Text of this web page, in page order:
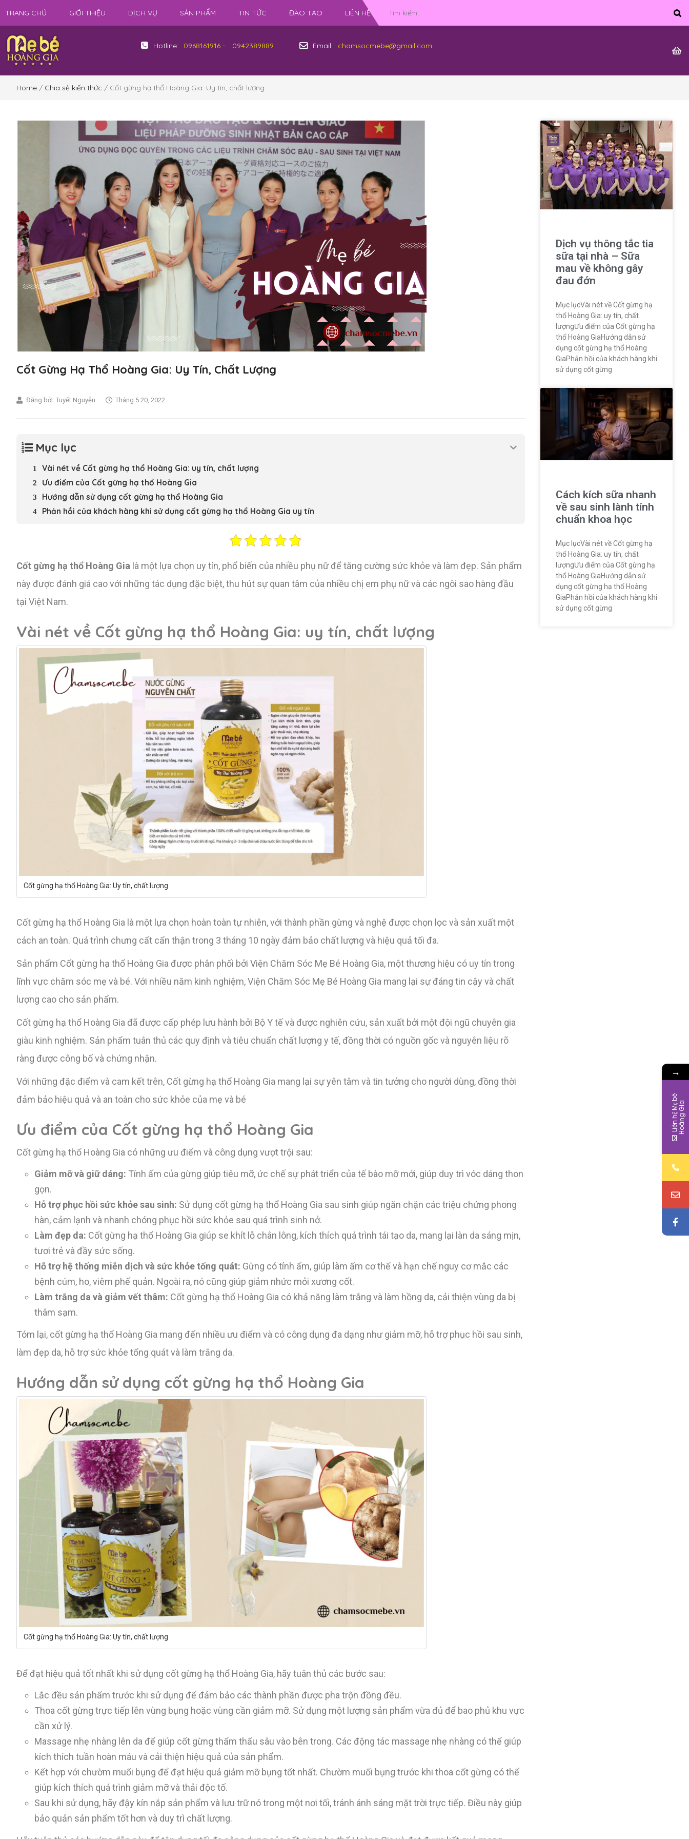
TRANG CHỦ GIỚI THIỆU DỊCH VỤ SẢN PHẨM TIN TỨC ĐÀO TẠO LIÊN HỆ
Hotline: 0968161916- 0942389889 Email: chamsocmebe@gmail.com
Home / Chia sẻ kiến thức / Cốt gừng hạ thổ Hoàng Gia: Uy tín, chất lượng
Cốt Gừng Hạ Thổ Hoàng Gia: Uy Tín, Chất Lượng
Đăng bởi: Tuyết Nguyễn Tháng 5 20, 2022
Mục lục
Vài nét về Cốt gừng hạ thổ Hoàng Gia: uy tín, chất lượng
Ưu điểm của Cốt gừng hạ thổ Hoàng Gia
Hướng dẫn sử dụng cốt gừng hạ thổ Hoàng Gia
Phản hồi của khách hàng khi sử dụng cốt gừng hạ thổ Hoàng Gia uy tín
Cốt gừng hạ thổ Hoàng Gia là một lựa chọn uy tín, phổ biến của nhiều phụ nữ để tăng cường sức khỏe và làm đẹp. Sản phẩm
này được đánh giá cao với những tác dụng đặc biệt, thu hút sự quan tâm của nhiều chị em phụ nữ và các ngôi sao hàng đầu
tại Việt Nam.
Vài nét về Cốt gừng hạ thổ Hoàng Gia: uy tín, chất lượng
Cốt gừng hạ thổ Hoàng Gia: Uy tín, chất lượng
Cốt gừng hạ thổ Hoàng Gia là một lựa chọn hoàn toàn tự nhiên, với thành phần gừng và nghệ được chọn lọc và sản xuất một
cách an toàn. Quá trình chưng cất cẩn thận trong 3 tháng 10 ngày đảm bảo chất lượng và hiệu quả tối đa.
Sản phẩm Cốt gừng hạ thổ Hoàng Gia được phân phối bởi Viện Chăm Sóc Mẹ Bé Hoàng Gia, một thương hiệu có uy tín trong
lĩnh vực chăm sóc mẹ và bé. Với nhiều năm kinh nghiệm, Viện Chăm Sóc Mẹ Bé Hoàng Gia mang lại sự đáng tin cậy và chất
lượng cao cho sản phẩm.
Cốt gừng hạ thổ Hoàng Gia đã được cấp phép lưu hành bởi Bộ Y tế và được nghiên cứu, sản xuất bởi một đội ngũ chuyên gia
giàu kinh nghiệm. Sản phẩm tuân thủ các quy định và tiêu chuẩn chất lượng y tế, đồng thời có nguồn gốc và nguyên liệu rõ
ràng được công bố và chứng nhận.
Với những đặc điểm và cam kết trên, Cốt gừng hạ thổ Hoàng Gia mang lại sự yên tâm và tin tưởng cho người dùng, đồng thời
đảm bảo hiệu quả và an toàn cho sức khỏe của mẹ và bé
Ưu điểm của Cốt gừng hạ thổ Hoàng Gia
Cốt gừng hạ thổ Hoàng Gia có những ưu điểm và công dụng vượt trội sau:
Giảm mỡ và giữ dáng: Tính ấm của gừng giúp tiêu mỡ, ức chế sự phát triển của tế bào mỡ mới, giúp duy trì vóc dáng thon
gọn.
Hỗ trợ phục hồi sức khỏe sau sinh: Sử dụng cốt gừng hạ thổ Hoàng Gia sau sinh giúp ngăn chặn các triệu chứng phong
hàn, cảm lạnh và nhanh chóng phục hồi sức khỏe sau quá trình sinh nở.
Làm đẹp da: Cốt gừng hạ thổ Hoàng Gia giúp se khít lỗ chân lông, kích thích quá trình tái tạo da, mang lại làn da sáng mịn,
tươi trẻ và đầy sức sống.
Hỗ trợ hệ thống miễn dịch và sức khỏe tổng quát: Gừng có tính ấm, giúp làm ấm cơ thể và hạn chế nguy cơ mắc các
bệnh cúm, ho, viêm phế quản. Ngoài ra, nó cũng giúp giảm nhức mỏi xương cốt.
Làm trắng da và giảm vết thâm: Cốt gừng hạ thổ Hoàng Gia có khả năng làm trắng và làm hồng da, cải thiện vùng da bị
thâm sạm.
Tóm lại, cốt gừng hạ thổ Hoàng Gia mang đến nhiều ưu điểm và có công dụng đa dạng như giảm mỡ, hỗ trợ phục hồi sau sinh,
làm đẹp da, hỗ trợ sức khỏe tổng quát và làm trắng da.
Hướng dẫn sử dụng cốt gừng hạ thổ Hoàng Gia
Cốt gừng hạ thổ Hoàng Gia: Uy tín, chất lượng
Để đạt hiệu quả tốt nhất khi sử dụng cốt gừng hạ thổ Hoàng Gia, hãy tuân thủ các bước sau:
Lắc đều sản phẩm trước khi sử dụng để đảm bảo các thành phần được pha trộn đồng đều.
Thoa cốt gừng trực tiếp lên vùng bụng hoặc vùng cần giảm mỡ. Sử dụng một lượng sản phẩm vừa đủ để bao phủ khu vực
cần xử lý.
Massage nhẹ nhàng lên da để giúp cốt gừng thẩm thấu sâu vào bên trong. Các động tác massage nhẹ nhàng có thể giúp
kích thích tuần hoàn máu và cải thiện hiệu quả của sản phẩm.
Kết hợp với chườm muối bụng để đạt hiệu quả giảm mỡ bụng tốt nhất. Chườm muối bụng trước khi thoa cốt gừng có thể
giúp kích thích quá trình giảm mỡ và thải độc tố.
Sau khi sử dụng, hãy đậy kín nắp sản phẩm và lưu trữ nó trong một nơi tối, tránh ánh sáng mặt trời trực tiếp. Điều này giúp
bảo quản sản phẩm tốt hơn và duy trì chất lượng.
Dịch vụ thông tắc tia
sữa tại nhà – Sữa
mau về không gây
đau đớn
Mục lụcVài nét về Cốt gừng hạ
thổ Hoàng Gia: uy tín, chất
lượngƯu điểm của Cốt gừng hạ
thổ Hoàng GiaHướng dẫn sử
dụng cốt gừng hạ thổ Hoàng
GiaPhản hồi của khách hàng khi
sử dụng cốt gừng
Cách kích sữa nhanh
về sau sinh lành tính
chuẩn khoa học
Mục lụcVài nét về Cốt gừng hạ
thổ Hoàng Gia: uy tín, chất
lượngƯu điểm của Cốt gừng hạ
thổ Hoàng GiaHướng dẫn sử
dụng cốt gừng hạ thổ Hoàng
GiaPhản hồi của khách hàng khi
sử dụng cốt gừng
→
L
i
ê
n
h
ệ
M
ẹ
b
é
H
o
à
n
g
G
ia